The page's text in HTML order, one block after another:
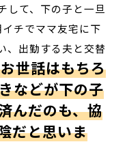
して、下の子と一旦
チでママ友宅に下
、出勤する夫と交替
世話はもちろ
などが下の子
んだのも、協
だと思いま